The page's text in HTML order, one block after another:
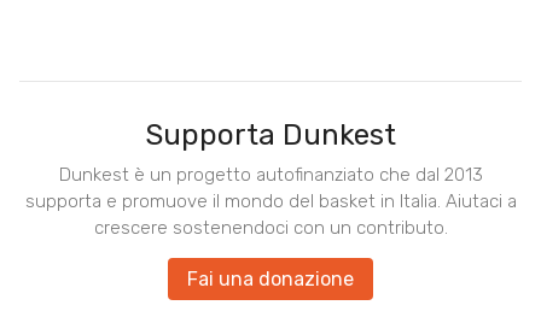
Supporta Dunkest
Dunkest è un progetto autofinanziato che dal 2013
supporta e promuove il mondo del basket in Italia. Aiutaci a
crescere sostenendoci con un contributo.
Fai una donazione